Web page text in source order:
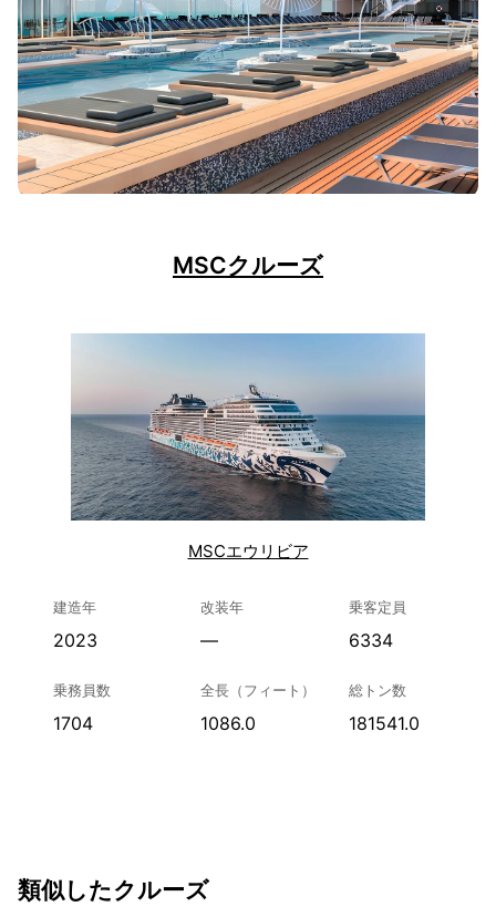
MSCクルーズ
MSCエウリビア
建造年
2023
改装年
—
乗客定員
6334
乗務員数
1704
全長（フィート）
1086.0
総トン数
181541.0
類似したクルーズ